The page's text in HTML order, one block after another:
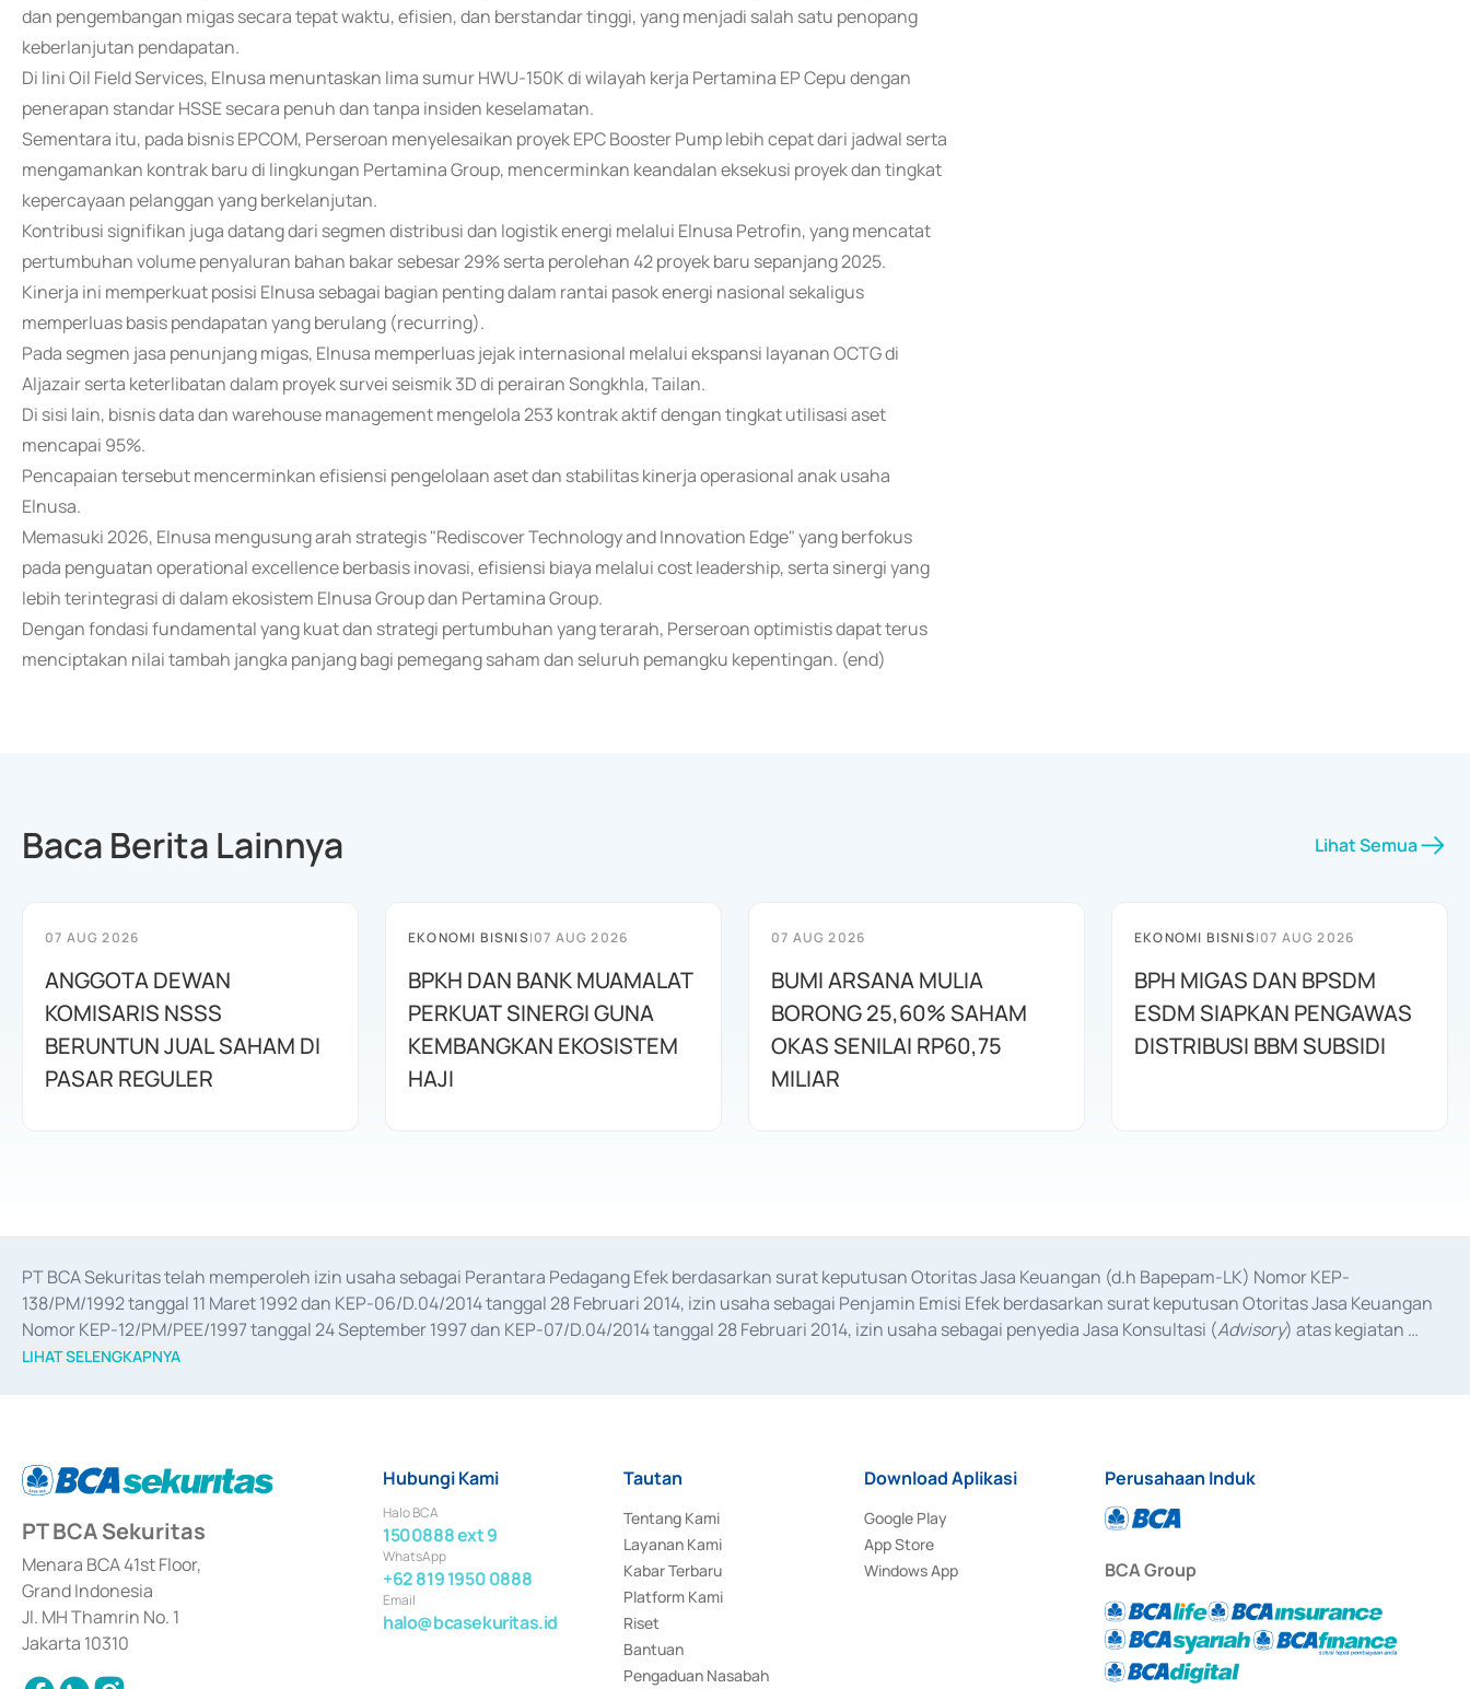
dan pengembangan migas secara tepat waktu, efisien, dan berstandar tinggi, yang menjadi salah satu penopang
keberlanjutan pendapatan.
Di lini Oil Field Services, Elnusa menuntaskan lima sumur HWU-150K di wilayah kerja Pertamina EP Cepu dengan
penerapan standar HSSE secara penuh dan tanpa insiden keselamatan.
Sementara itu, pada bisnis EPCOM, Perseroan menyelesaikan proyek EPC Booster Pump lebih cepat dari jadwal serta
mengamankan kontrak baru di lingkungan Pertamina Group, mencerminkan keandalan eksekusi proyek dan tingkat
kepercayaan pelanggan yang berkelanjutan.
Kontribusi signifikan juga datang dari segmen distribusi dan logistik energi melalui Elnusa Petrofin, yang mencatat
pertumbuhan volume penyaluran bahan bakar sebesar 29% serta perolehan 42 proyek baru sepanjang 2025.
Kinerja ini memperkuat posisi Elnusa sebagai bagian penting dalam rantai pasok energi nasional sekaligus
memperluas basis pendapatan yang berulang (recurring).
Pada segmen jasa penunjang migas, Elnusa memperluas jejak internasional melalui ekspansi layanan OCTG di
Aljazair serta keterlibatan dalam proyek survei seismik 3D di perairan Songkhla, Tailan.
Di sisi lain, bisnis data dan warehouse management mengelola 253 kontrak aktif dengan tingkat utilisasi aset
mencapai 95%.
Pencapaian tersebut mencerminkan efisiensi pengelolaan aset dan stabilitas kinerja operasional anak usaha
Elnusa.
Memasuki 2026, Elnusa mengusung arah strategis "Rediscover Technology and Innovation Edge" yang berfokus
pada penguatan operational excellence berbasis inovasi, efisiensi biaya melalui cost leadership, serta sinergi yang
lebih terintegrasi di dalam ekosistem Elnusa Group dan Pertamina Group.
Dengan fondasi fundamental yang kuat dan strategi pertumbuhan yang terarah, Perseroan optimistis dapat terus
menciptakan nilai tambah jangka panjang bagi pemegang saham dan seluruh pemangku kepentingan. (end)
Baca Berita Lainnya Lihat Semua
07 AUG 2026
ANGGOTA DEWAN
KOMISARIS NSSS
BERUNTUN JUAL SAHAM DI
PASAR REGULER
EKONOMI BISNIS|07 AUG 2026
BPKH DAN BANK MUAMALAT
PERKUAT SINERGI GUNA
KEMBANGKAN EKOSISTEM
HAJI
07 AUG 2026
BUMI ARSANA MULIA
BORONG 25,60% SAHAM
OKAS SENILAI RP60,75
MILIAR
EKONOMI BISNIS|07 AUG 2026
BPH MIGAS DAN BPSDM
ESDM SIAPKAN PENGAWAS
DISTRIBUSI BBM SUBSIDI
PT BCA Sekuritas telah memperoleh izin usaha sebagai Perantara Pedagang Efek berdasarkan surat keputusan Otoritas Jasa Keuangan (d.h Bapepam-LK) Nomor KEP-
138/PM/1992 tanggal 11 Maret 1992 dan KEP-06/D.04/2014 tanggal 28 Februari 2014, izin usaha sebagai Penjamin Emisi Efek berdasarkan surat keputusan Otoritas Jasa Keuangan
Nomor KEP-12/PM/PEE/1997 tanggal 24 September 1997 dan KEP-07/D.04/2014 tanggal 28 Februari 2014, izin usaha sebagai penyedia Jasa Konsultasi (Advisory) atas kegiatan
merger, akuisisi, divestasi, dan
LIHAT SELENGKAPNYA
PT BCA Sekuritas
Menara BCA 41st Floor,
Grand Indonesia
Jl. MH Thamrin No. 1
Jakarta 10310
Hubungi Kami
Halo BCA
1500888 ext 9
WhatsApp
+62 819 1950 0888
Email
halo@bcasekuritas.id
Tautan
Tentang Kami
Layanan Kami
Kabar Terbaru
Platform Kami
Riset
Bantuan
Pengaduan Nasabah
Download Aplikasi
Google Play
App Store
Windows App
Perusahaan Induk
BCA Group